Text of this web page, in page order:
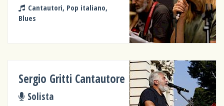
Cantautori, Pop italiano,
Blues
Sergio Gritti Cantautore
Solista